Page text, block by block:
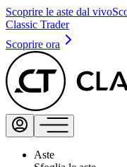
Scoprire le aste dal vivo
Classic Trader
Scoprire ora
Aste